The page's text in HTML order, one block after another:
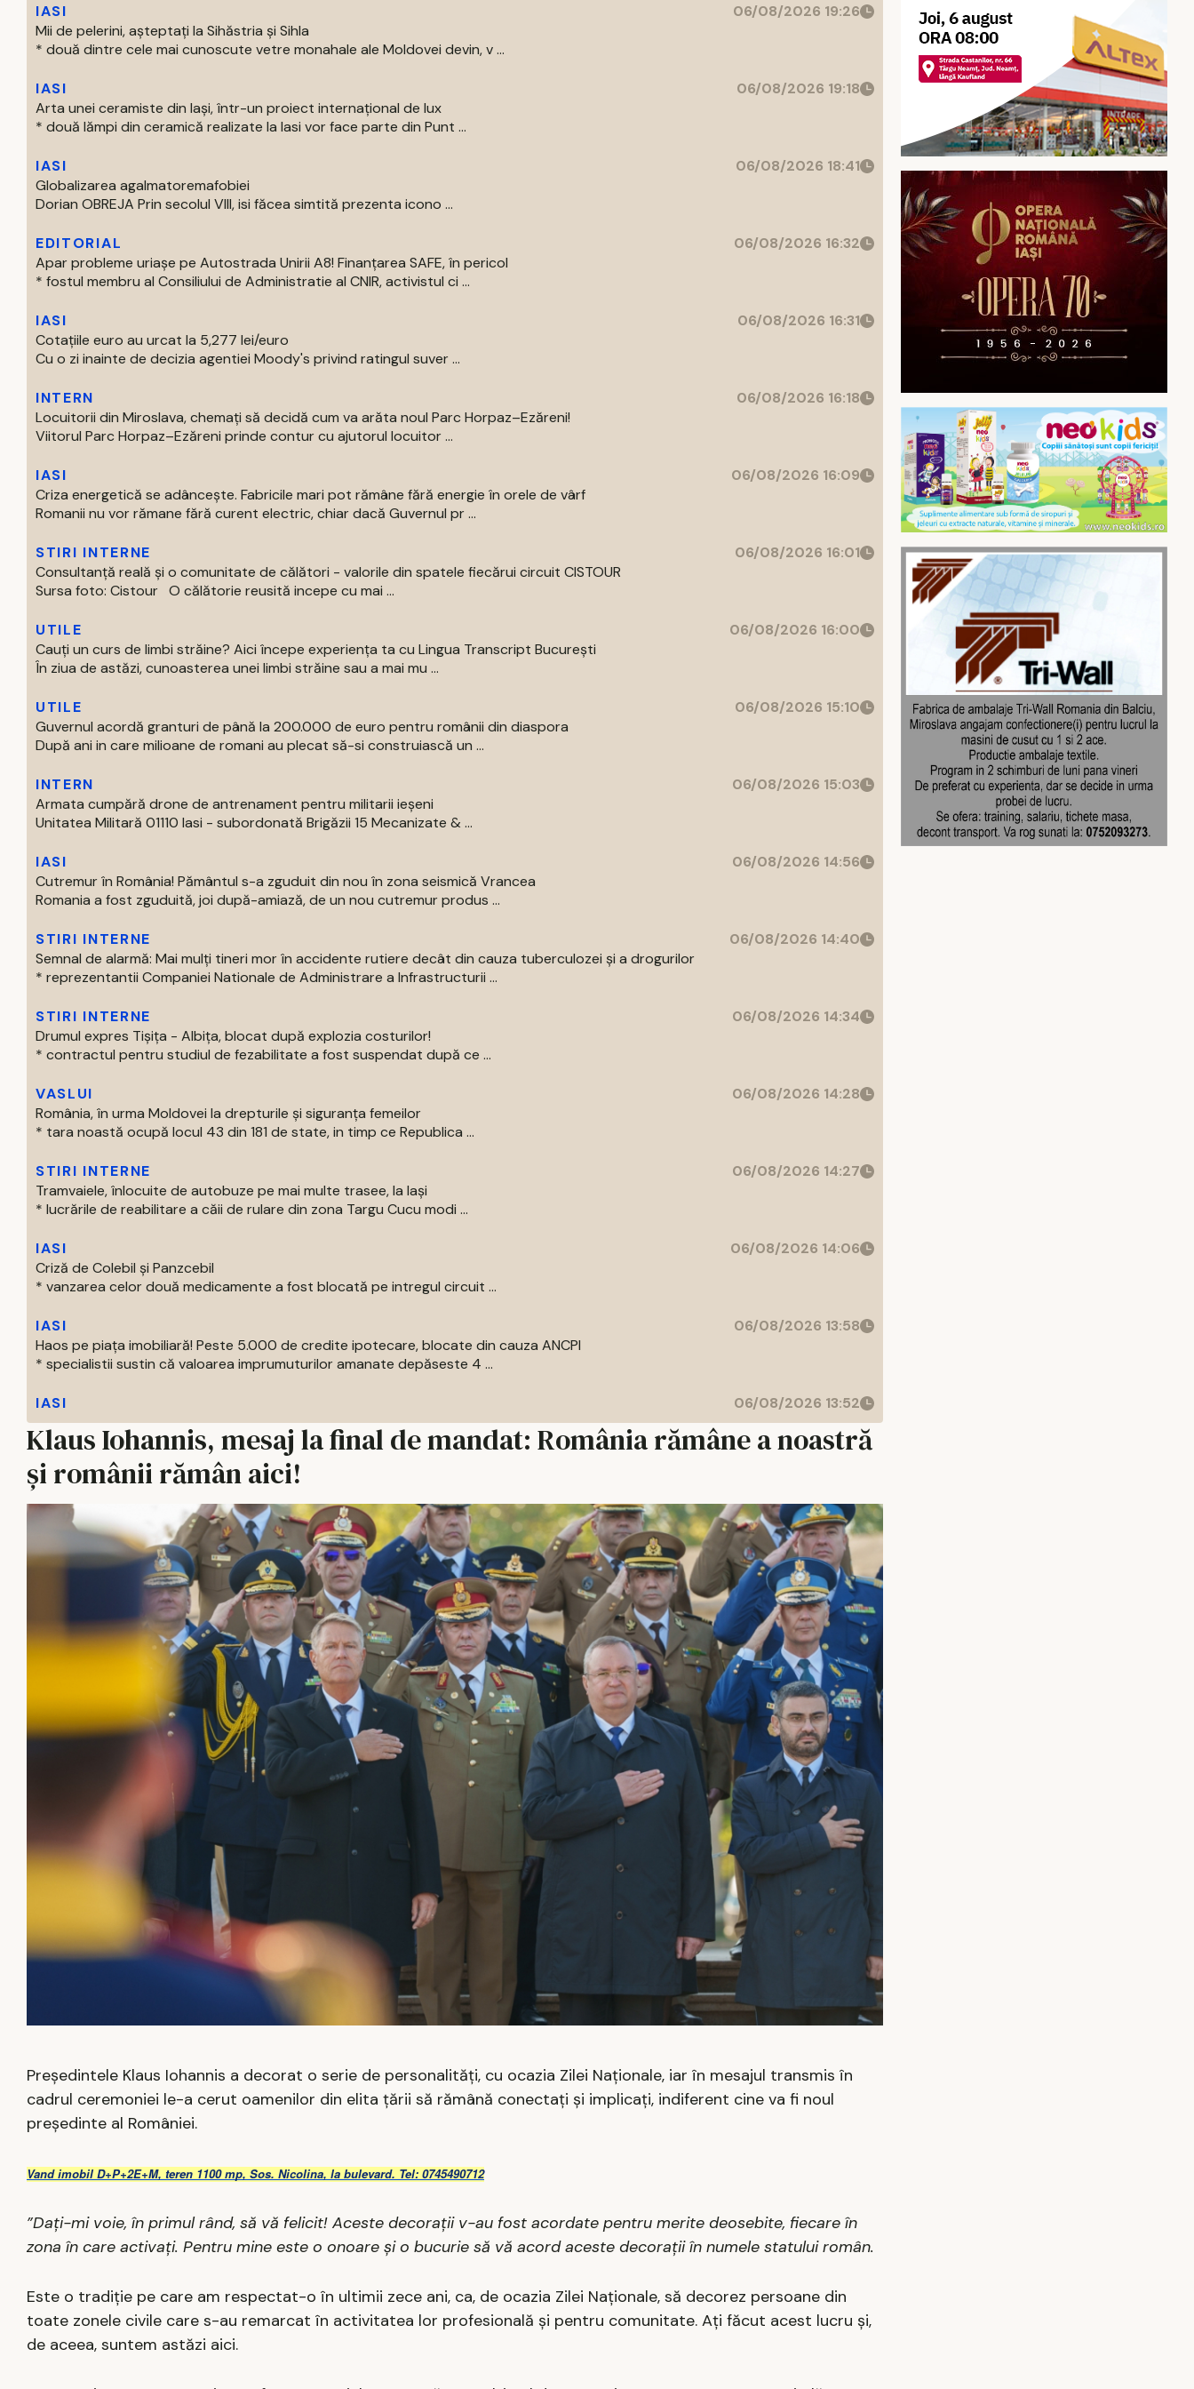
IASI
06/08/2026 19:26
Mii de pelerini, așteptați la Sihăstria și Sihla
* două dintre cele mai cunoscute vetre monahale ale Moldovei devin, v ...
IASI
06/08/2026 19:18
Arta unei ceramiste din Iași, într-un proiect internațional de lux
* două lămpi din ceramică realizate la Iasi vor face parte din Punt ...
IASI
06/08/2026 18:41
Globalizarea agalmatoremafobiei
Dorian OBREJA Prin secolul VIII, isi făcea simtită prezenta icono ...
EDITORIAL
06/08/2026 16:32
Apar probleme uriașe pe Autostrada Unirii A8! Finanțarea SAFE, în pericol
* fostul membru al Consiliului de Administratie al CNIR, activistul ci ...
IASI
06/08/2026 16:31
Cotațiile euro au urcat la 5,277 lei/euro
Cu o zi inainte de decizia agentiei Moody's privind ratingul suver ...
INTERN
06/08/2026 16:18
Locuitorii din Miroslava, chemați să decidă cum va arăta noul Parc Horpaz–Ezăreni!
Viitorul Parc Horpaz–Ezăreni prinde contur cu ajutorul locuitor ...
IASI
06/08/2026 16:09
Criza energetică se adâncește. Fabricile mari pot rămâne fără energie în orele de vârf
Romanii nu vor rămane fără curent electric, chiar dacă Guvernul pr ...
STIRI INTERNE
06/08/2026 16:01
Consultanță reală și o comunitate de călători - valorile din spatele fiecărui circuit CISTOUR
Sursa foto: Cistour O călătorie reusită incepe cu mai ...
UTILE
06/08/2026 16:00
Cauți un curs de limbi străine? Aici începe experiența ta cu Lingua Transcript București
În ziua de astăzi, cunoasterea unei limbi străine sau a mai mu ...
UTILE
06/08/2026 15:10
Guvernul acordă granturi de până la 200.000 de euro pentru românii din diaspora
După ani in care milioane de romani au plecat să-si construiască un ...
INTERN
06/08/2026 15:03
Armata cumpără drone de antrenament pentru militarii ieșeni
Unitatea Militară 01110 Iasi - subordonată Brigăzii 15 Mecanizate & ...
IASI
06/08/2026 14:56
Cutremur în România! Pământul s-a zguduit din nou în zona seismică Vrancea
Romania a fost zguduită, joi după-amiază, de un nou cutremur produs ...
STIRI INTERNE
06/08/2026 14:40
Semnal de alarmă: Mai mulți tineri mor în accidente rutiere decât din cauza tuberculozei și a drogurilor
* reprezentantii Companiei Nationale de Administrare a Infrastructurii ...
STIRI INTERNE
06/08/2026 14:34
Drumul expres Tișița - Albița, blocat după explozia costurilor!
* contractul pentru studiul de fezabilitate a fost suspendat după ce ...
VASLUI
06/08/2026 14:28
România, în urma Moldovei la drepturile și siguranța femeilor
* tara noastă ocupă locul 43 din 181 de state, in timp ce Republica ...
STIRI INTERNE
06/08/2026 14:27
Tramvaiele, înlocuite de autobuze pe mai multe trasee, la Iași
* lucrările de reabilitare a căii de rulare din zona Targu Cucu modi ...
IASI
06/08/2026 14:06
Criză de Colebil și Panzcebil
* vanzarea celor două medicamente a fost blocată pe intregul circuit ...
IASI
06/08/2026 13:58
Haos pe piața imobiliară! Peste 5.000 de credite ipotecare, blocate din cauza ANCPI
* specialistii sustin că valoarea imprumuturilor amanate depăseste 4 ...
IASI 06/08/2026 13:52
Klaus Iohannis, mesaj la final de mandat: România rămâne a noastră
și românii rămân aici!
Președintele Klaus Iohannis a decorat o serie de personalități, cu ocazia Zilei Naționale, iar în mesajul transmis în
cadrul ceremoniei le-a cerut oamenilor din elita țării să rămână conectați și implicați, indiferent cine va fi noul
președinte al României.
Vand imobil D+P+2E+M, teren 1100 mp, Sos. Nicolina, la bulevard. Tel: 0745490712
”Dați-mi voie, în primul rând, să vă felicit! Aceste decorații v-au fost acordate pentru merite deosebite, fiecare în
zona în care activați. Pentru mine este o onoare și o bucurie să vă acord aceste decorații în numele statului român.
Este o tradiție pe care am respectat-o în ultimii zece ani, ca, de ocazia Zilei Naționale, să decorez persoane din
toate zonele civile care s-au remarcat în activitatea lor profesională și pentru comunitate. Ați făcut acest lucru și,
de aceea, suntem astăzi aici.